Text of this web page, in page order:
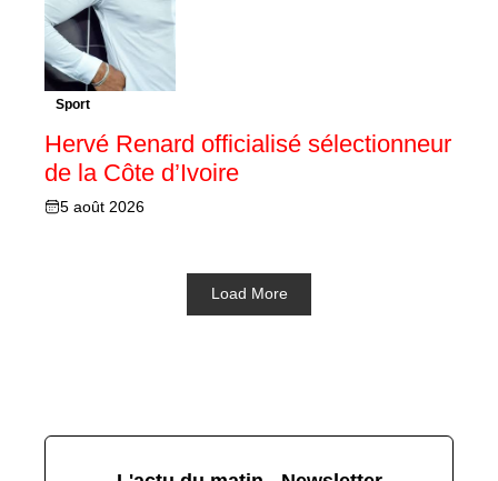
Sport
Hervé Renard officialisé sélectionneur
de la Côte d’Ivoire
5 août 2026
Load More